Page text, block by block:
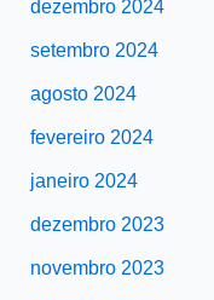
dezembro 2024
setembro 2024
agosto 2024
fevereiro 2024
janeiro 2024
dezembro 2023
novembro 2023